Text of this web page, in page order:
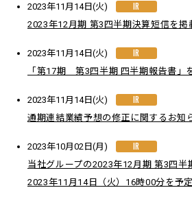
2023年11月14日(火) IR
2023年12月期 第3四半期決算短信を掲
2023年11月14日(火) IR
「第17期 第3四半期 四半期報告書」
2023年11月14日(火) IR
通期連結業績予想の修正に関するお知
2023年10月02日(月) IR
当社グループの2023年12月期 第3四半
2023年11月14日（火）16時00分を予定